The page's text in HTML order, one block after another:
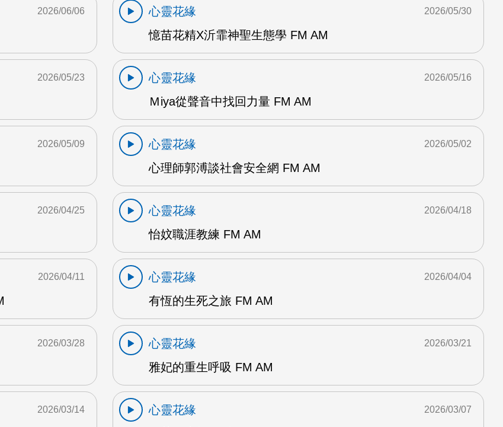
2026/06/06
心靈花緣
憶苗花精X沂霏神聖生態學 FM AM
2026/05/30
2026/05/23
心靈花緣
Ｍiya從聲音中找回力量 FM AM
2026/05/16
2026/05/09
心靈花緣
心理師郭溥談社會安全網 FM AM
2026/05/02
2026/04/25
心靈花緣
怡妏職涯教練 FM AM
2026/04/18
2026/04/11
心靈花緣
有恆的生死之旅 FM AM
2026/04/04
2026/03/28
心靈花緣
雅妃的重生呼吸 FM AM
2026/03/21
2026/03/14
心靈花緣
2026/03/07